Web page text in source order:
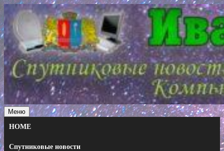
Перейти
к
содержимому
Меню
HOME
Спутниковые новости